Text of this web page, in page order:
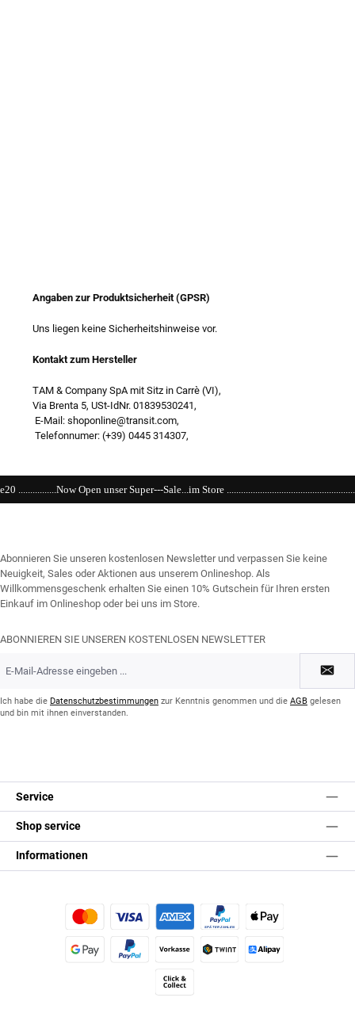
Angaben zur Produktsicherheit (GPSR)
Uns liegen keine Sicherheitshinweise vor.
Kontakt zum Hersteller
TAM & Company SpA mit Sitz in Carrè (VI),
Via Brenta 5, USt-IdNr. 01839530241,
E-Mail: shoponline@transit.com,
Telefonnumer: (+39) 0445 314307,
unser Super---Sale...im Store
Abonnieren Sie unseren kostenlosen Newsletter und verpassen Sie keine
Neuigkeit, Sales oder Aktionen aus unserem Onlineshop. Als
Willkommensgeschenk erhalten Sie einen 10% Gutschein für Ihren ersten
Einkauf im Onlineshop oder bei uns im Store.
ABONNIEREN SIE UNSEREN KOSTENLOSEN NEWSLETTER
Mail-
*Ich habe die Datenschutzbestimmungen zur Kenntnis genommen und die AGB gelesen
und bin mit ihnen einverstanden.
Service
Shop service
Informationen
Kredit- oder Debitkarte Später BezahlenApple Pay
Vorkasse